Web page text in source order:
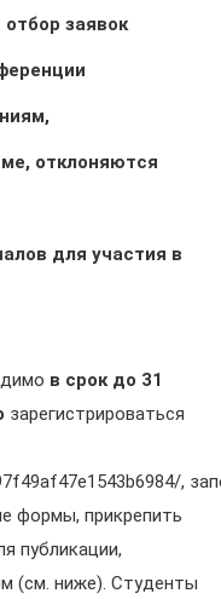
заявок
отклоняются
для участия в
в срок до 31
зарегистрироваться
,
формы, прикрепить
публикации,
(см. ниже). Студенты